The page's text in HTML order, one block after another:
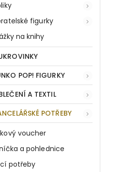
figurky
na knihy
POP! FIGURKY
A TEXTIL
POTŘEBY
voucher
a pohlednice
potřeby